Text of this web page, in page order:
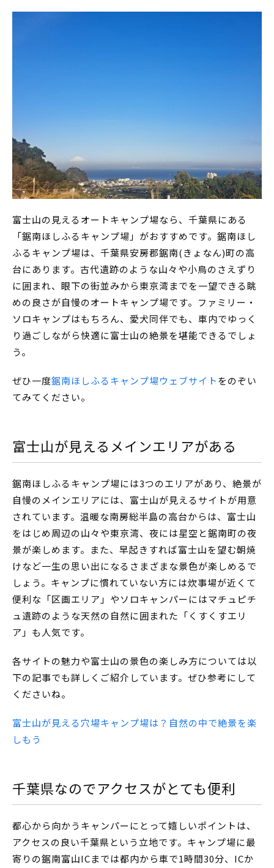
富士山の見えるオートキャンプ場なら、千葉県にある
「鋸南ほしふるキャンプ場」がおすすめです。鋸南ほし
ふるキャンプ場は、千葉県安房郡鋸南(きょなん)町の高
台にあります。古代遺跡のような山々や小鳥のさえずり
に囲まれ、眼下の街並みから東京湾までを一望できる眺
めの良さが自慢のオートキャンプ場です。ファミリー・
ソロキャンプはもちろん、愛犬同伴でも、車内でゆっく
り過ごしながら快適に富士山の絶景を堪能できるでしょ
う。
ぜひ一度鋸南ほしふるキャンプ場ウェブサイトをのぞい
てみてください。
富士山が見えるメインエリアがある
鋸南ほしふるキャンプ場には3つのエリアがあり、絶景が
自慢のメインエリアには、富士山が見えるサイトが用意
されています。温暖な南房総半島の高台からは、富士山
をはじめ周辺の山々や東京湾、夜には星空と鋸南町の夜
景が楽しめます。また、早起きすれば富士山を望む朝焼
けなど一生の思い出になるさまざまな景色が楽しめるで
しょう。キャンプに慣れていない方には炊事場が近くて
便利な「区画エリア」やソロキャンパーにはマチュピチ
ュ遺跡のような天然の自然に囲まれた「くすくすエリ
ア」も人気です。
各サイトの魅力や富士山の景色の楽しみ方については以
下の記事でも詳しくご紹介しています。ぜひ参考にして
くださいね。
富士山が見える穴場キャンプ場は？自然の中で絶景を楽
しもう
千葉県なのでアクセスがとても便利
都心から向かうキャンパーにとって嬉しいポイントは、
アクセスの良い千葉県という立地です。キャンプ場に最
寄りの鋸南富山ICまでは都内から車で1時間30分、ICか